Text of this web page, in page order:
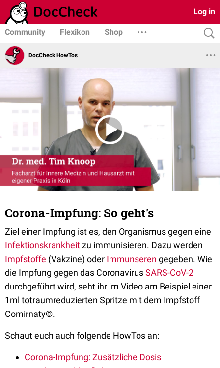
Log in
Community Flexikon Shop
DocCheck HowTos
Corona-Impfung: So geht's
Ziel einer Impfung ist es, den Organismus gegen eine
Infektionskrankheitzu immunisieren. Dazu werden
Impfstoffe (Vakzine) oder Immunseren gegeben. Wie
die Impfung gegen das CoronavirusSARS-CoV-2
durchgeführt wird, seht ihr im Video am Beispiel einer
1ml totraumreduzierten Spritze mit dem Impfstoff
Comirnaty©.
Schaut euch auch folgende HowTos an:
Corona-Impfung: Zusätzliche Dosis